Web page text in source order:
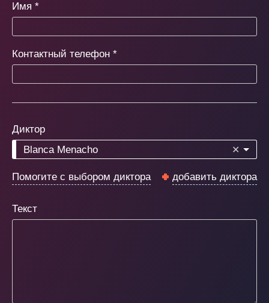
Имя *
Контактный телефон *
Диктор
✕
Blanca Menacho
Помогите с выбором диктора добавить диктора
Текст